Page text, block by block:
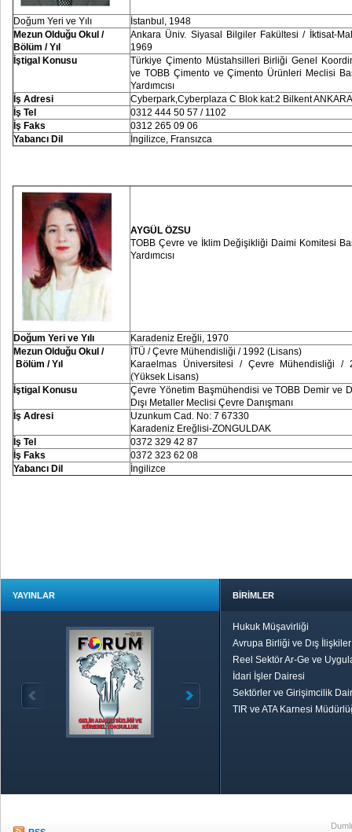
Doğum Yeri ve Yılı
İstanbul, 1948
Mezun Olduğu Okul /
Bölüm / Yıl
Ankara Üniv. Siyasal Bilgiler Fakültesi / İktisat-
1969
İştigal Konusu
Türkiye Çimento Müstahsilleri Birliği Genel
ve TOBB Çimento ve Çimento Ürünleri Meclisi
Yardımcısı
İş Adresi
Cyberpark,Cyberplaza C Blok kat:2 Bilkent ANKARA
İş Tel
0312 444 50 57 / 1102
İş Faks
0312 265 09 06
Yabancı Dil
İngilizce, Fransızca
AYGÜL ÖZSU
TOBB Çevre ve İklim Değişikliği Daimi Komitesi
Yardımcısı
Doğum Yeri ve Yılı
Karadeniz Ereğli, 1970
Mezun Olduğu Okul /
Bölüm / Yıl
İTÜ / Çevre Mühendisliği / 1992 (Lisans)
Karaelmas Üniversitesi / Çevre Mühendisliği /
(Yüksek Lisans)
İştigal Konusu
Çevre Yönetim Başmühendisi ve TOBB Demir ve
Dışı Metaller Meclisi Çevre Danışmanı
İş Adresi
Uzunkum Cad. No: 7 67330
Karadeniz Ereğlisi-ZONGULDAK
İş Tel
0372 329 42 87
İş Faks
0372 323 62 08
Yabancı Dil
İngilizce
YAYINLAR BİRİMLER
Hukuk Müşavirliği
Avrupa Birliği ve Dış
Reel Sektör Ar-Ge ve
İdari İşler Dairesi
Sektörler ve Girişimcilik
TIR ve ATA Karnesi